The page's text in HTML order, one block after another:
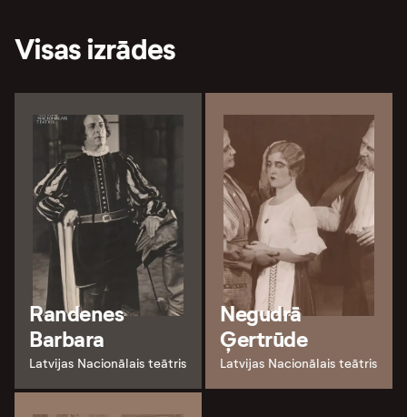
Visas izrādes
Randenes
Barbara
Latvijas Nacionālais teātris
Negudrā
Ģertrūde
Latvijas Nacionālais teātris